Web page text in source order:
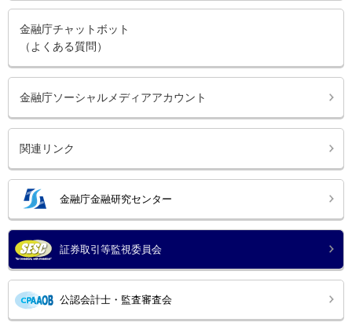
金融庁チャットボット
（よくある質問）
金融庁ソーシャルメディアアカウント
関連リンク
金融庁金融研究センター
証券取引等監視委員会
公認会計士・監査審査会